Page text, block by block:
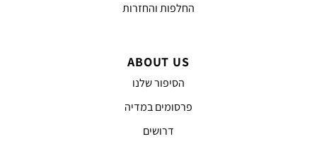
החלפות והחזרות
ABOUT US
הסיפור שלנו
פרסומים במדיה
דרושים